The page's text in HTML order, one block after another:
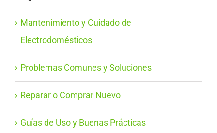
Mantenimiento y Cuidado de
Electrodomésticos
Problemas Comunes y Soluciones
Reparar o Comprar Nuevo
Guías de Uso y Buenas Prácticas